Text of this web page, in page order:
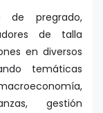
de pregrado,
de talla
en diversos
temáticas
gestión